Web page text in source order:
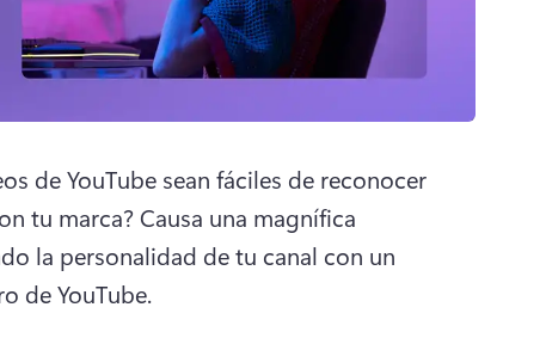
de YouTube sean fáciles de reconocer
tu marca? Causa una magnífica
la personalidad de tu canal con un
de YouTube.